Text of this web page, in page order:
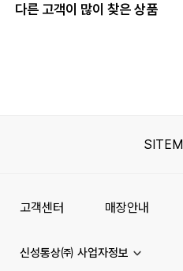
다른 고객이 많이 찾은 상품
고객센터 매장안내
신성통상㈜ 사업자정보